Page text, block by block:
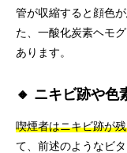
管が収縮すると顔色
た、一酸化炭素ヘモ
あります。
🔸 ニキビ跡や色
喫煙者はニキビ跡が
て、前述のようなビ